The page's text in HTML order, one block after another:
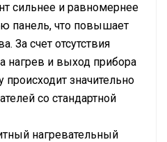
сильнее и равномернее
панель, что повышает
За счет отсутствия
нагрев и выход прибора
происходит значительно
со стандартной
нагревательный